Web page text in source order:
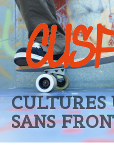
CULTURES
SANS